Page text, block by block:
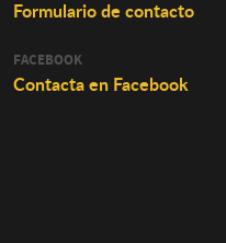
Formulario de contacto
FACEBOOK
Contacta en Facebook